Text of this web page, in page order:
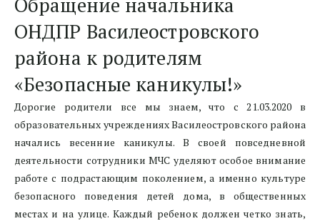
ОНДПР Василеостровского
района к родителям
«Безопасные каникулы!»
Дорогие родители все мы знаем, что с 21.03.2020 в
образовательных учреждениях Василеостровского района
начались весенние каникулы. В своей повседневной
деятельности сотрудники МЧС уделяют особое внимание
работе с подрастающим поколением, а именно культуре
безопасного поведения детей дома, в общественных
местах и на улице. Каждый ребенок должен четко знать,